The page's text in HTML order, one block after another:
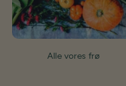
Alle vores frø